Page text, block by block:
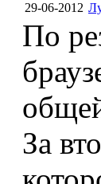
29-06-2012
По
За